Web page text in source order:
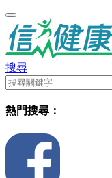
搜尋
熱門搜尋：